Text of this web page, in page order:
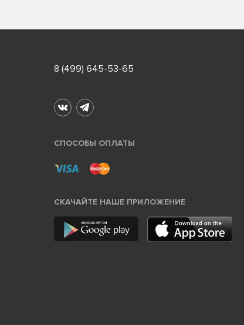
8 (499) 645-53-65
СПОСОБЫ ОПЛАТЫ
СКАЧАЙТЕ НАШЕ ПРИЛОЖЕНИЕ